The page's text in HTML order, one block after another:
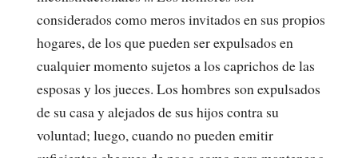
considerados como meros invitados en sus propios
hogares, de los que pueden ser expulsados en
cualquier momento sujetos a los caprichos de las
esposas y los jueces. Los hombres son expulsados
de su casa y alejados de sus hijos contra su
voluntad; luego, cuando no pueden emitir